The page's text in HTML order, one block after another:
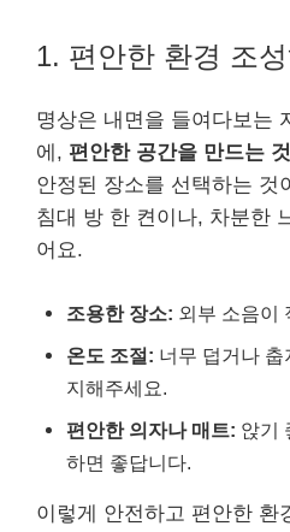
1. 편안한 환경 조성
명상은 내면을 들여다보는
에, 편안한 공간을 만드는
안정된 장소를 선택하는 것
침대 방 한 켠이나, 차분한
어요.
조용한 장소: 외부 소음이
온도 조절: 너무 덥거나
지해주세요.
편안한 의자나 매트: 앉기
하면 좋답니다.
이렇게 안전하고 편안한 환